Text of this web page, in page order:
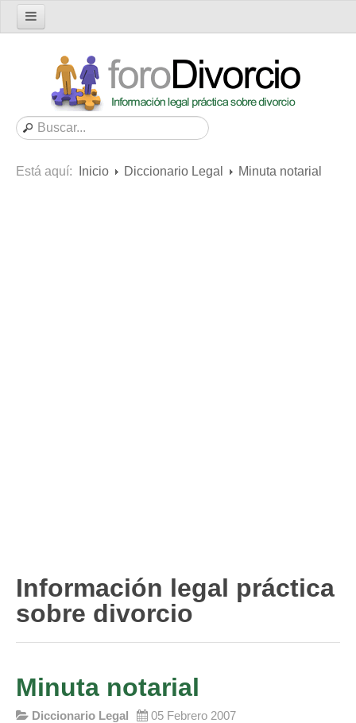
Foro
Nuevo tema
Buscar en el foro
Está aquí: Inicio Diccionario Legal Minuta notarial
Información legal práctica
sobre divorcio
Minuta notarial
Diccionario Legal
05 Febrero 2007